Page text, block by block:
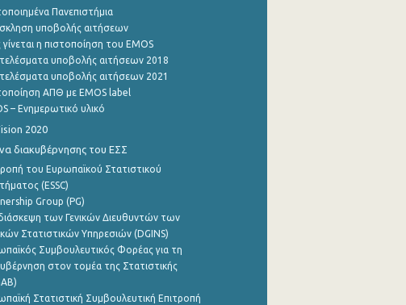
Πανεπιστήμια
υποβολής αιτήσεων
η πιστοποίηση του EMOS
υποβολής αιτήσεων 2018
υποβολής αιτήσεων 2021
ΑΠΘ με EMOS label
– Ενημερωτικό υλικό
2020
διακυβέρνησης του ΕΣΣ
του Ευρωπαϊκού Στατιστικού
(ESSC)
Group (PG)
των Γενικών Διευθυντών των
Στατιστικών Υπηρεσιών (DGINS)
Συμβουλευτικός Φορέας για τη
στον τομέα της Στατιστικής
Στατιστική Συμβουλευτική Επιτροπή